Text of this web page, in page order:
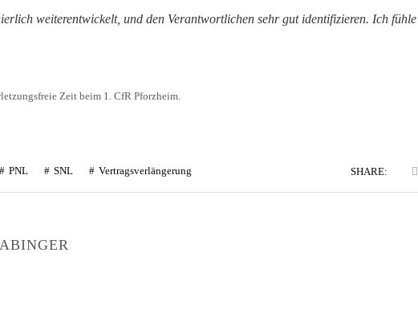
weiterentwickelt, und den Verantwortlichen sehr gut identifizieren. Ich fühle
Zeit beim 1. CfR Pforzheim.
PNL SNL Vertragsverlängerung SHARE: